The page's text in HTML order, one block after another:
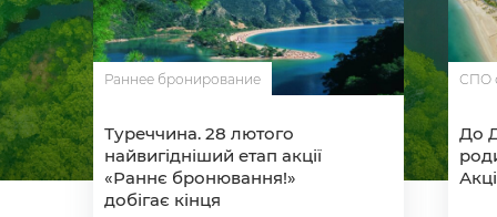
Раннее бронирование
Туреччина. 28 лютого
найвигідніший етап акції
«Раннє бронювання!»
добігає кінця
СПО
До